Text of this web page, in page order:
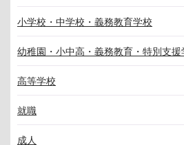
小学校・中学校・義務教育学校
幼稚園・小中高・義務教育・特別支援
高等学校
就職
成人